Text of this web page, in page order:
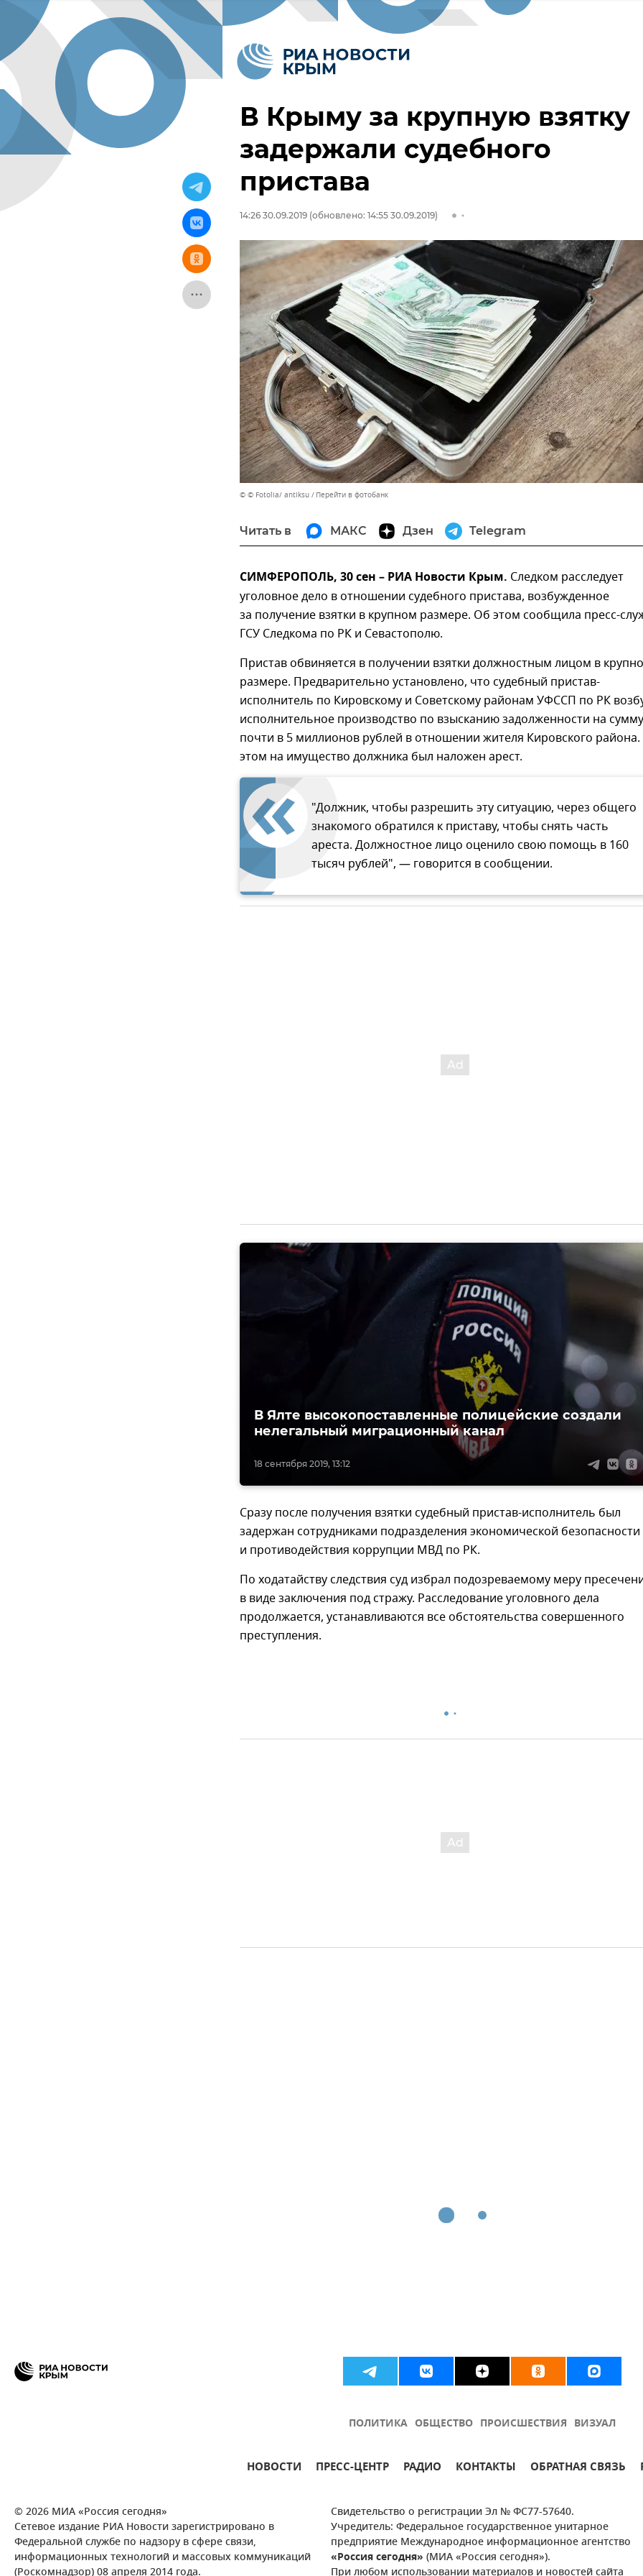
В Крыму за крупную взятку
задержали судебного
пристава
14:26 30.09.2019 (обновлено: 14:55 30.09.2019)
© © Fotolia/ antiksu Перейти в фотобанк
Читать в МАКС Дзен Telegram
СИМФЕРОПОЛЬ, 30 сен – РИА Новости Крым. Следком расследует
уголовное дело в отношении судебного пристава, возбужденное
за получение взятки в крупном размере. Об этом сообщила пресс-
ГСУ Следкома по РК и Севастополю.
Пристав обвиняется в получении взятки должностным лицом в
размере. Предварительно установлено, что судебный пристав-
исполнитель по Кировскому и Советскому районам УФССП по РК
исполнительное производство по взысканию задолженности на сумму
почти в 5 миллионов рублей в отношении жителя Кировского
этом на имущество должника был наложен арест.
"Должник, чтобы разрешить эту ситуацию, через общего
знакомого обратился к приставу, чтобы снять часть
ареста. Должностное лицо оценило свою помощь в 160
тысяч рублей", — говорится в сообщении.
18 сентября 2019, 13:12
В Ялте высокопоставленные полицейские создали
нелегальный миграционный канал
Сразу после получения взятки судебный пристав-исполнитель был
задержан сотрудниками подразделения экономической безопасности
и противодействия коррупции МВД по РК.
По ходатайству следствия суд избрал подозреваемому меру
в виде заключения под стражу. Расследование уголовного дела
продолжается, устанавливаются все обстоятельства совершенного
преступления.
ПОЛИТИКА ОБЩЕСТВО ПРОИСШЕСТВИЯ ВИЗУАЛ
НОВОСТИ ПРЕСС-ЦЕНТР РАДИО КОНТАКТЫ ОБРАТНАЯ СВЯЗЬ
© 2026 МИА «Россия сегодня»
Сетевое издание РИА Новости зарегистрировано в
Федеральной службе по надзору в сфере связи,
информационных технологий и массовых коммуникаций
Свидетельство о регистрации Эл № ФС77-57640.
Учредитель: Федеральное государственное унитарное
предприятие Международное информационное агентство
«Россия сегодня» (МИА «Россия сегодня»).